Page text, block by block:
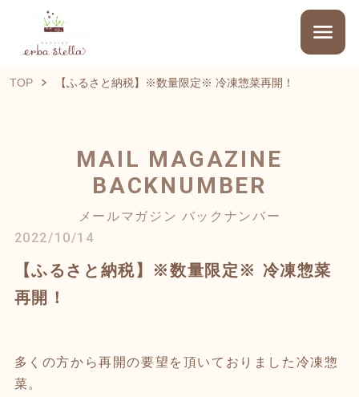
TOP 【ふるさと納税】※数量限定※ 冷凍惣菜再開！
MAIL MAGAZINE
BACKNUMBER
メールマガジン バックナンバー
2022/10/14
【ふるさと納税】※数量限定※ 冷凍惣菜
再開！
多くの方から再開の要望を頂いておりました冷凍惣
菜。